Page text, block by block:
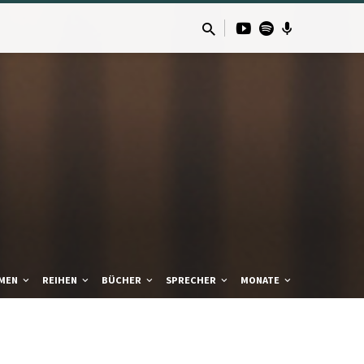
REIHEN BÜCHER SPRECHER MONATE